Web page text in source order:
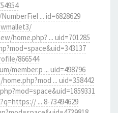
... id=6828629
home.php? ... uid=701285
866544
member.p ... uid=498796
... uid=358442
... 8-73494629